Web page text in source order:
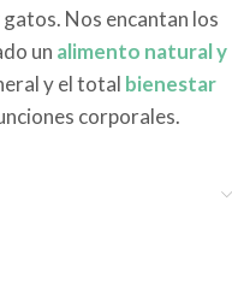
Nos encantan los
un alimento natural y
y el total bienestar
corporales.